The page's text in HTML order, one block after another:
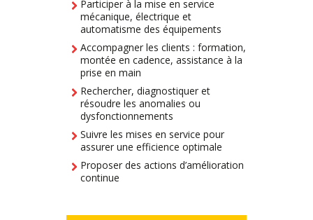
Participer à la mise en service
mécanique, électrique et
automatisme des équipements
Accompagner les clients : formation,
montée en cadence, assistance à la
prise en main
Rechercher, diagnostiquer et
résoudre les anomalies ou
dysfonctionnements
Suivre les mises en service pour
assurer une efficience optimale
Proposer des actions d’amélioration
continue